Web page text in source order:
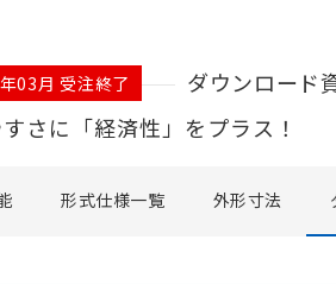
03月 受注終了
ダウンロード
さに「経済性」をプラス！
形式仕様一覧 外形寸法